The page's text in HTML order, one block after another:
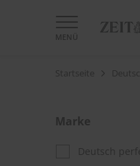
MENÜ
Startseite
Marke
Deutsch